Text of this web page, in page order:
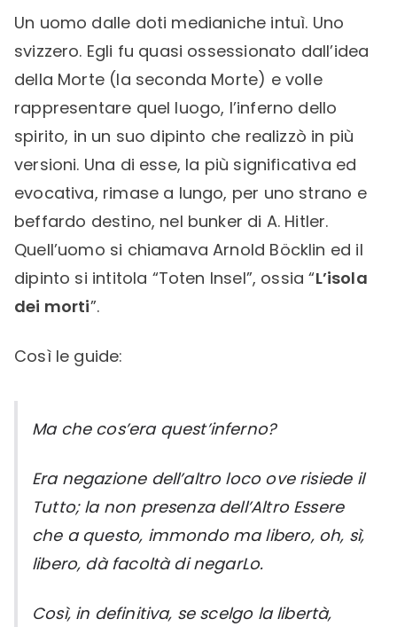
Un uomo dalle doti medianiche intuì. Uno
svizzero. Egli fu quasi ossessionato dall’idea
della Morte (la seconda Morte) e volle
rappresentare quel luogo, l’inferno dello
spirito, in un suo dipinto che realizzò in più
versioni. Una di esse, la più significativa ed
evocativa, rimase a lungo, per uno strano e
beffardo destino, nel bunker di A. Hitler.
Quell’uomo si chiamava Arnold Böcklin ed il
dipinto si intitola “Toten Insel”, ossia “L’isola
dei morti”.
Così le guide:
Ma che cos’era quest’inferno?
Era negazione dell’altro loco ove risiede il
Tutto; la non presenza dell’Altro Essere
che a questo, immondo ma libero, oh, sì,
libero, dà facoltà di negarLo.
Così, in definitiva, se scelgo la libertà,